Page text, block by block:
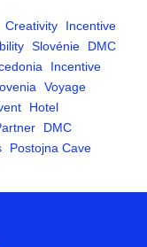
Creativity
Incentive
Slovénie
DMC
Incentive
Voyage
Hotel
DMC
Postojna Cave